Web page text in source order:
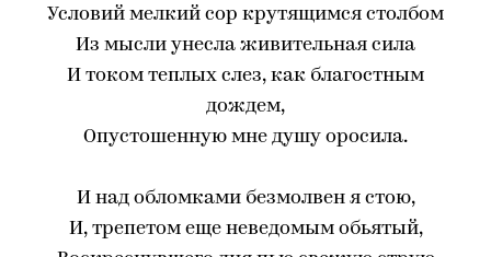
Условий мелкий сор крутящимся столбом
Из мысли унесла живительная сила
И током теплых слез, как благостным
дождем,
Опустошенную мне душу оросила.
И над обломками безмолвен я стою,
И, трепетом еще неведомым обьятый,